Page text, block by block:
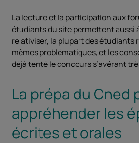
La lecture et la participation aux
étudiants du site permettent aussi
relativiser, la plupart des étudiants
mêmes problématiques, et les
déjà tenté le concours s’avérant
La prépa du Cned
appréhender les
écrites et orales